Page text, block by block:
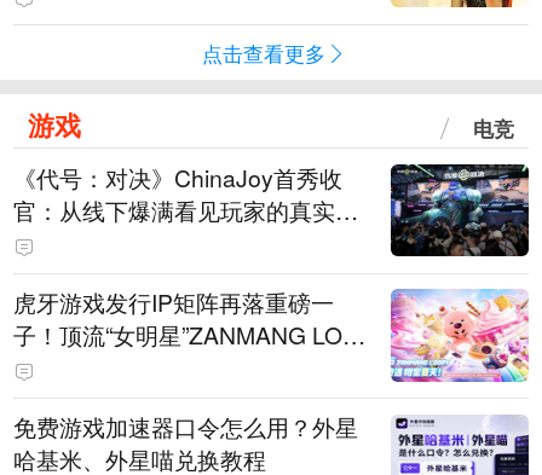
点击查看更多
游戏 电竞
《代号：对决》ChinaJoy首秀收
官：从线下爆满看见玩家的真实期
待
虎牙游戏发行IP矩阵再落重磅一
子！顶流“女明星”ZANMANG LOO
PY 正版3D消除手游《消消奇遇》
惊喜曝光
免费游戏加速器口令怎么用？外星
哈基米、外星喵兑换教程